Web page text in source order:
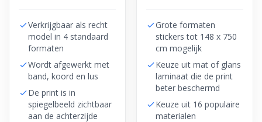
Verkrijgbaar als recht
model in 4 standaard
formaten
Wordt afgewerkt met
band, koord en lus
De print is in
spiegelbeeld zichtbaar
aan de achterzijde
Grote formaten
stickers tot 148 x 750
cm mogelijk
Keuze uit mat of glans
laminaat die de print
beter beschermd
Keuze uit 16 populaire
materialen